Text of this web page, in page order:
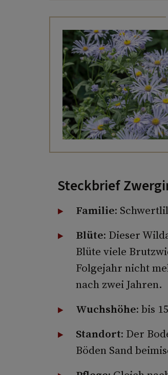
Steckbrief
Familie:
Blüte: Dieser
Blüte viele
Folgejahr nicht
nach zwei Jahren.
Wuchshöhe: bis
Standort: Der
Böden Sand